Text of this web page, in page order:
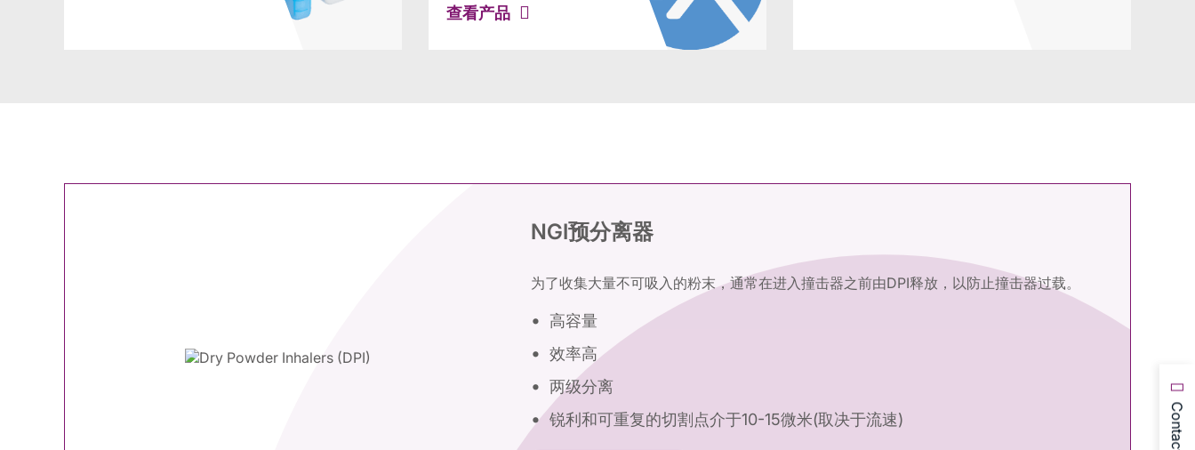
查看产品
NGI预分离器
为了收集大量不可吸入的粉末，通常在进入撞击器之前由DPI释放，以防止撞击器过载。
高容量
效率高
两级分离
锐利和可重复的切割点介于10-15微米(取决于流速)